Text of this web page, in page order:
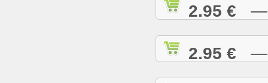
2.95 € —
2.95 € —